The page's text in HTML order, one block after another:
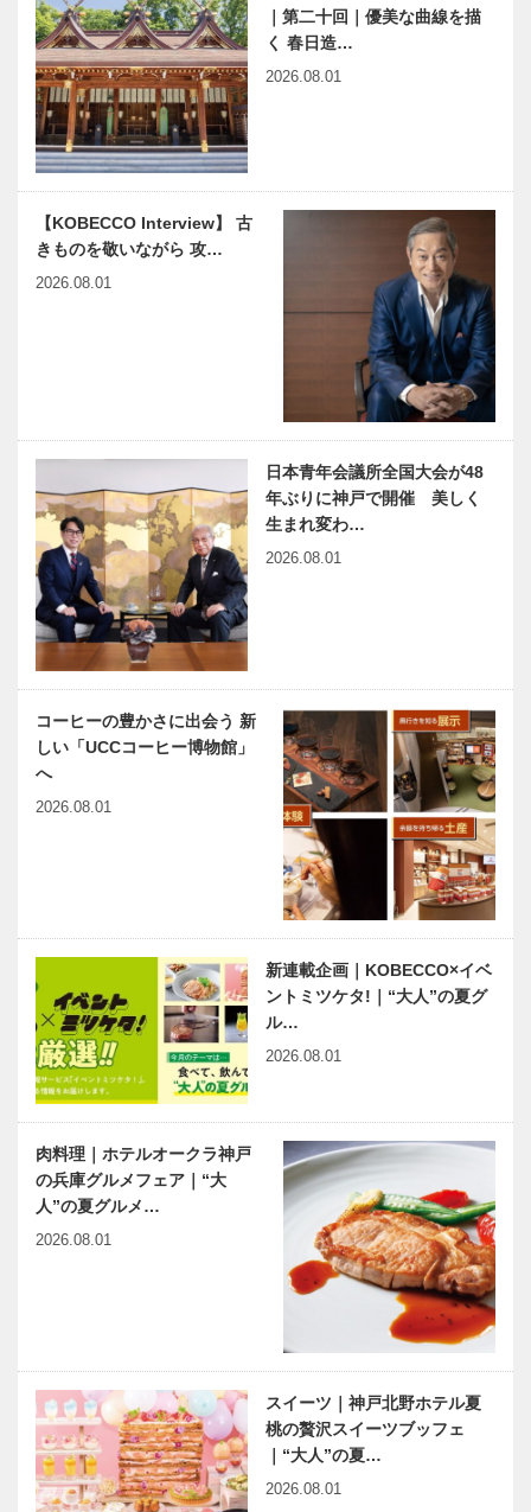
の建築思想を
現代へ｜平尾
工務店
ティブの 健
早逝の女流作
家 久坂葉子
はとまらない
｜vol.10（最
終回） 久坂
葉子・死の謎
連載 教えて
多田先生! 素
粒子物理学者
JCは日本だ
けでなく、全
世界の組織活
動を通して、
人的ネットワ
ークを「広
く」「深く…
クロ 神戸三
ハラミちゃん
×KOBECCO
単独インタビ
ュー
展覧会
娘のために、
本を書きまし
カウンスル
No.3 第13
回 高校生ス
ピーチコンテ
スト
100年｜記念
館「無字庵」
ではスケッチ
ブッ…
ラジオ関西
兵庫県医師会
の「みんなの
医療社会学」
第153回
Vol.31神戸大
学医学部附属
病院 循環器
内科 川森
裕…
出会いと学びの旅から
Vol.05
神戸のカクシ
ボタン 第
125回 市街
地を眺めなが
を堪能 『神
天樓 M…
“傾聴”と“伝達”から生まれ
るコミュニケーション
く話芸 春の
兆楽寄席を開
催
松則祐（あか
まつそくゆ
う） 1314～
137…
ベトナム元気
X躍動するア
光の穴場？―
貿易大学とロ
ッテセ…
六甲山開祖・
グルームゆか
りの 白鬚神
あいまのりすと ～タイム
｜第二十回｜優美な曲線を描
く 春日造…
2026.08.01
【KOBECCO Interview】 古
きものを敬いながら 攻…
2026.08.01
日本青年会議所全国大会が48
年ぶりに神戸で開催 美しく
生まれ変わ…
2026.08.01
コーヒーの豊かさに出会う 新
しい「UCCコーヒー博物館」
へ
2026.08.01
新連載企画｜KOBECCO×イベ
ントミツケタ!｜“大人”の夏グ
ル…
2026.08.01
肉料理｜ホテルオークラ神戸
の兵庫グルメフェア｜“大
人”の夏グルメ…
2026.08.01
スイーツ｜神戸北野ホテル夏
桃の贅沢スイーツブッフェ
｜“大人”の夏…
2026.08.01